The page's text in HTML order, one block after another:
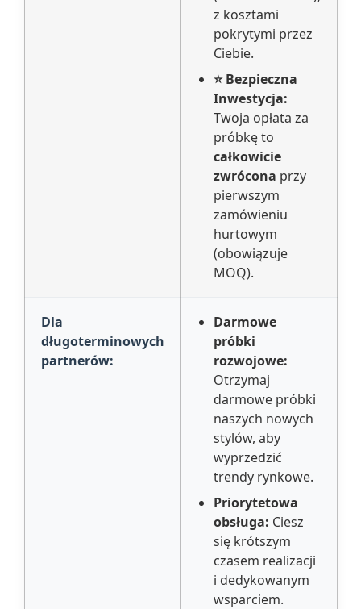
z kosztami
pokrytymi przez
Ciebie.
⭐ Bezpieczna
Inwestycja:
Twoja opłata za
próbkę to
całkowicie
zwrócona przy
pierwszym
zamówieniu
hurtowym
(obowiązuje
MOQ).
Dla
długoterminowych
partnerów:
Darmowe
próbki
rozwojowe:
Otrzymaj
darmowe próbki
naszych nowych
stylów, aby
wyprzedzić
trendy rynkowe.
Priorytetowa
obsługa: Ciesz
się krótszym
czasem realizacji
i dedykowanym
wsparciem.